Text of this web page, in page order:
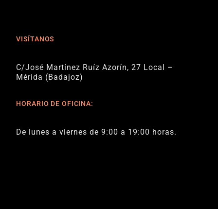
VISÍTANOS
C/José Martínez Ruíz Azorín, 27 Local –
Mérida (Badajoz)
HORARIO DE OFICINA:
De lunes a viernes de 9:00 a 19:00 horas.